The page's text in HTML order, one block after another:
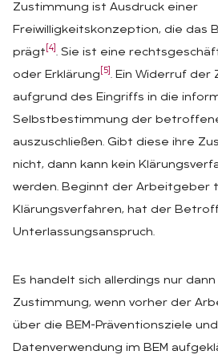
Zustimmung ist Ausdruck einer
Freiwilligkeitskonzeption, die das
prägt [4] . Sie ist eine
oder Erklärung [5] . Ein Widerruf der
aufgrund des Eingriffs in die
Selbstbestimmung der
auszuschließen. Gibt diese ihre
nicht, dann kann kein
werden. Beginnt der Arbeitgeber
Klärungsverfahren, hat der
Unterlassungsanspruch.
Es handelt sich allerdings nur
Zustimmung, wenn vorher der
über die BEM-Präventionsziele
Datenverwendung im BEM